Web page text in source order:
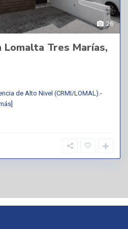
26
Lomalta Tres Marías,
de Alto Nivel (CRMI/LOMAL).-